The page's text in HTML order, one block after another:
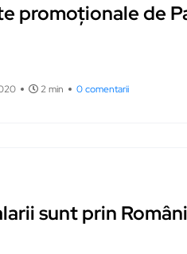
promoționale de
2 min 0 comentarii
sunt prin